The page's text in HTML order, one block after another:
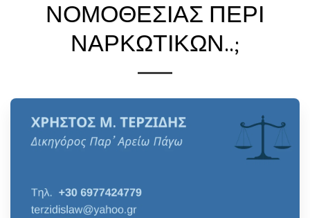
ΝΟΜΟΘΕΣΊΑΣ ΠΕΡΊ
ΝΑΡΚΩΤΙΚΏΝ..;